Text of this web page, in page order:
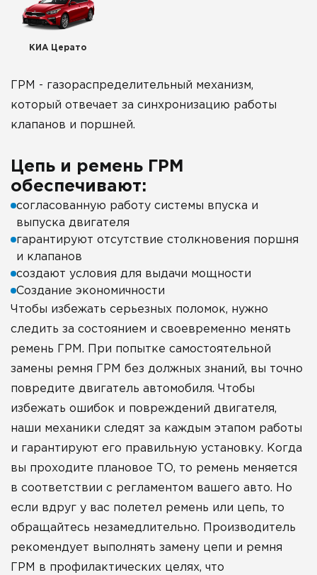
КИА Церато
ГРМ - газораспределительный механизм,
который отвечает за синхронизацию работы
клапанов и поршней.
Цепь и ремень ГРМ
обеспечивают:
согласованную работу системы впуска и
выпуска двигателя
гарантируют отсутствие столкновения поршня
и клапанов
создают условия для выдачи мощности
Создание экономичности
Чтобы избежать серьезных поломок, нужно
следить за состоянием и своевременно менять
ремень ГРМ. При попытке самостоятельной
замены ремня ГРМ без должных знаний, вы точно
повредите двигатель автомобиля. Чтобы
избежать ошибок и повреждений двигателя,
наши механики следят за каждым этапом работы
и гарантируют его правильную установку. Когда
вы проходите плановое ТО, то ремень меняется
в соответствии с регламентом вашего авто. Но
если вдруг у вас полетел ремень или цепь, то
обращайтесь незамедлительно. Производитель
рекомендует выполнять замену цепи и ремня
ГРМ в профилактических целях, что